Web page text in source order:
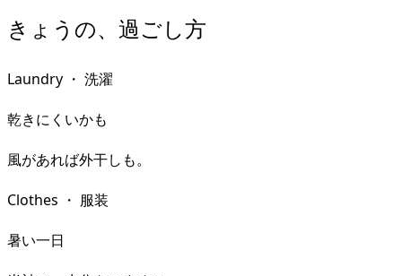
きょうの、過ごし方
Laundry ・ 洗濯
乾きにくいかも
風があれば外干しも。
Clothes ・ 服装
暑い一日